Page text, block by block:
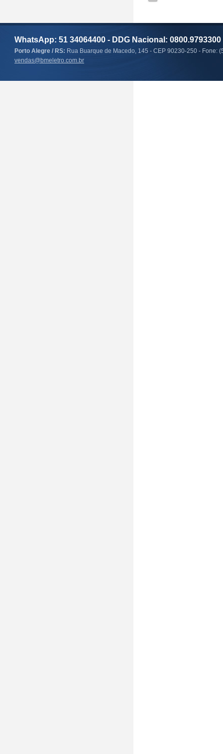
WhatsApp: 51 34064400 - DDG Nacional: 0800.9793300
Porto Alegre / RS: Rua Buarque de Macedo, 145 - CEP 90230-250 - Fone:
vendas@bmeletro.com.br